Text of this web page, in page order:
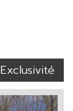
Exclusivité